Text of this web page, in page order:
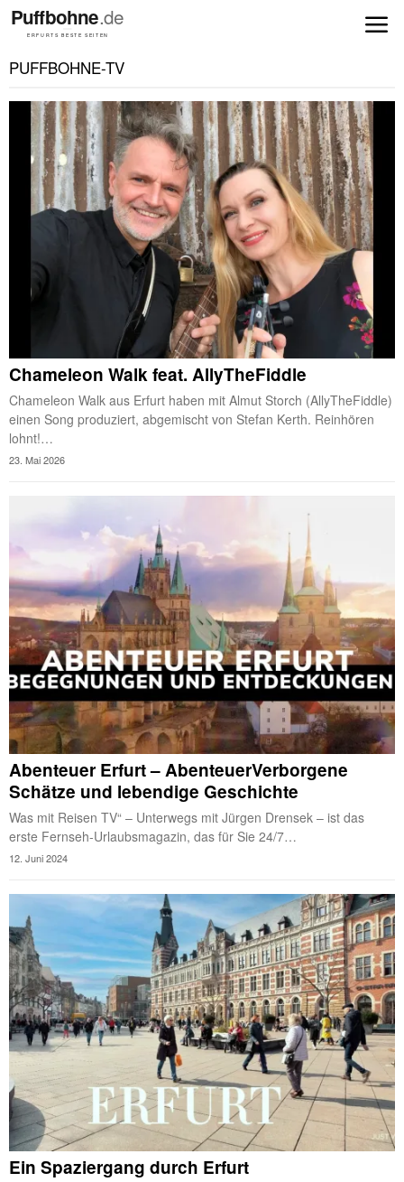
PUFFBOHNE-TV
Chameleon Walk feat. AllyTheFiddle
Chameleon Walk aus Erfurt haben mit Almut Storch (AllyTheFiddle)
einen Song produziert, abgemischt von Stefan Kerth. Reinhören
lohnt!…
23. Mai 2026
Abenteuer Erfurt – AbenteuerVerborgene
Schätze und lebendige Geschichte
Was mit Reisen TV“ – Unterwegs mit Jürgen Drensek – ist das
erste Fernseh-Urlaubsmagazin, das für Sie 24/7…
12. Juni 2024
Ein Spaziergang durch Erfurt